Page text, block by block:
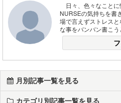
日々、色々なことに
NURSEの気持ちを書
場で言えずストレス
な事をバンバン書こう
月別記事一覧を見る
カテゴリ別記事一覧を見る